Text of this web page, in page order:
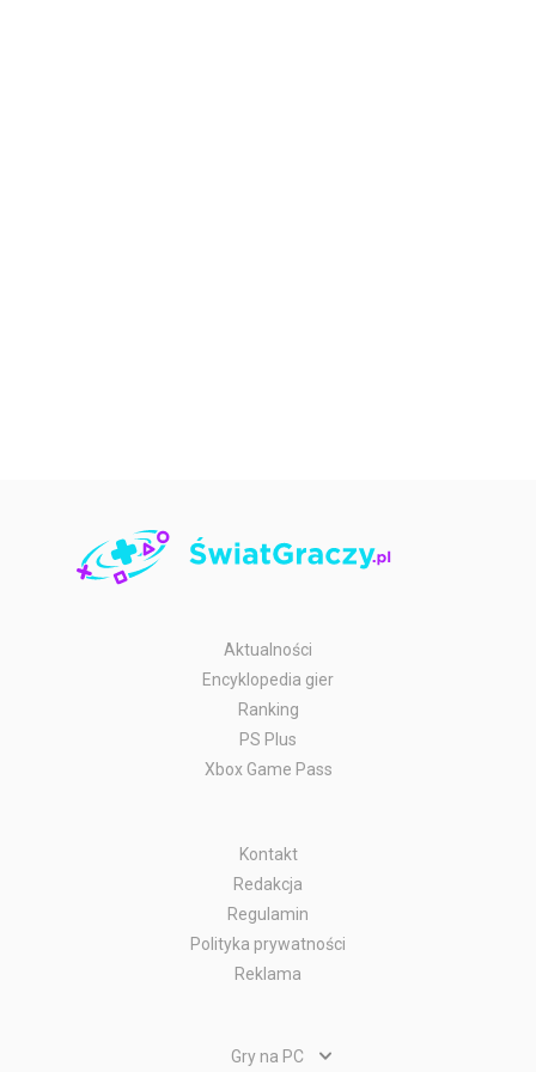
Aktualności
Encyklopedia gier
Ranking
PS Plus
Xbox Game Pass
Kontakt
Redakcja
Regulamin
Polityka prywatności
Reklama
Gry na PC